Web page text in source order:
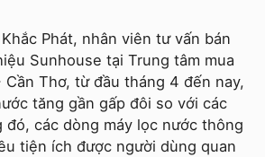
Phát, nhân viên tư vấn bán
Sunhouse tại Trung tâm mua
Cần Thơ, từ đầu tháng 4 đến nay,
tăng gần gấp đôi so với các
đó, các dòng máy lọc nước thông
tiện ích được người dùng quan